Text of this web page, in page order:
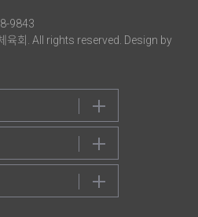
9843
육회. All rights reserved. Design by